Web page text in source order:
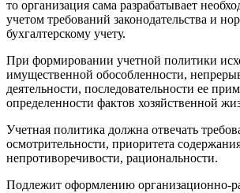
то opганизация сама разрабатывает
учетом требований законодательства и
бухгалтерскому учету.
При формировании учетной политики
имущественной обособленности,
деятельности, последовательности ее
определенности фактов хозяйственной
Учетная политика должна отвечать
осмотрительности, приоритета
непротиворечивости, рациональности.
Подлежит оформлению организационно-